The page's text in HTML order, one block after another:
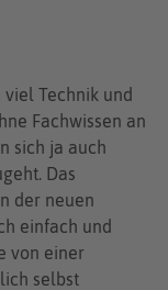
Technik und
Fachwissen an
sich ja auch
Das
der neuen
einfach und
von einer
selbst